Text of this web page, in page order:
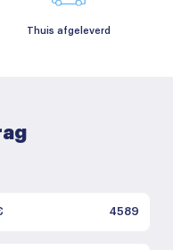
Thuis afgeleverd